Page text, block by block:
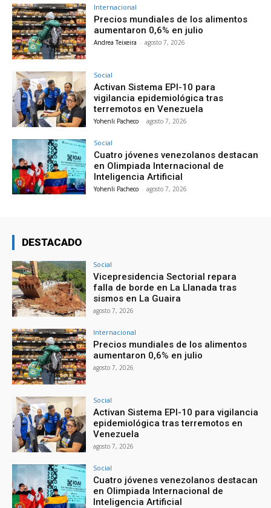
Internacional
Precios mundiales de los alimentos
aumentaron 0,6% en julio
Andrea Teixeira - agosto 7, 2026
Social
Activan Sistema EPI-10 para
vigilancia epidemiológica tras
terremotos en Venezuela
Yohenli Pacheco - agosto 7, 2026
Social
Cuatro jóvenes venezolanos destacan
en Olimpiada Internacional de
Inteligencia Artificial
Yohenli Pacheco - agosto 7, 2026
DESTACADO
Social
Vicepresidencia Sectorial repara
falla de borde en La Llanada tras
sismos en La Guaira
agosto 7, 2026
Internacional
Precios mundiales de los alimentos
aumentaron 0,6% en julio
agosto 7, 2026
Social
Activan Sistema EPI-10 para vigilancia
epidemiológica tras terremotos en
Venezuela
agosto 7, 2026
Social
Cuatro jóvenes venezolanos destacan
en Olimpiada Internacional de
Inteligencia Artificial